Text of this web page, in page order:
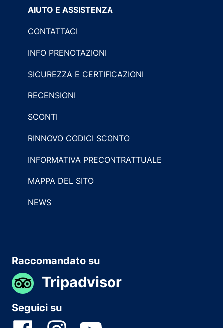
AIUTO E ASSISTENZA
CONTATTACI
INFO PRENOTAZIONI
SICUREZZA E CERTIFICAZIONI
RECENSIONI
SCONTI
RINNOVO CODICI SCONTO
INFORMATIVA PRECONTRATTUALE
MAPPA DEL SITO
NEWS
Raccomandato su
Tripadvisor
Seguici su